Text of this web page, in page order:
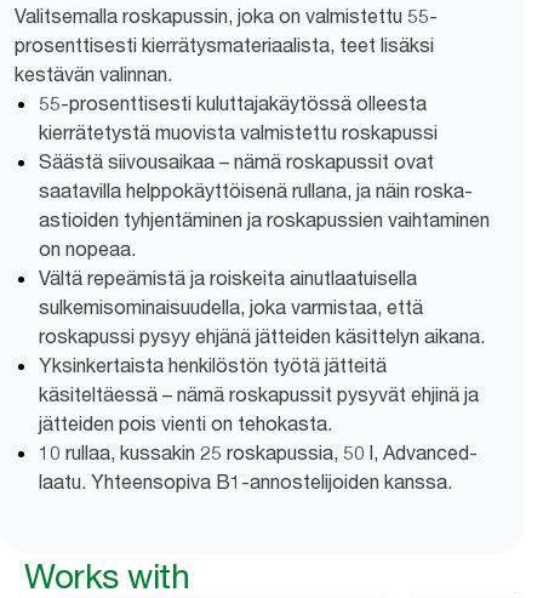
Valitsemalla roskapussin, joka on valmistettu 55-
prosenttisesti kierrätysmateriaalista, teet lisäksi
kestävän valinnan.
55-prosenttisesti kuluttajakäytössä olleesta
kierrätetystä muovista valmistettu roskapussi
Säästä siivousaikaa – nämä roskapussit ovat
saatavilla helppokäyttöisenä rullana, ja näin roska-
astioiden tyhjentäminen ja roskapussien vaihtaminen
on nopeaa.
Vältä repeämistä ja roiskeita ainutlaatuisella
sulkemisominaisuudella, joka varmistaa, että
roskapussi pysyy ehjänä jätteiden käsittelyn aikana.
Yksinkertaista henkilöstön työtä jätteitä
käsiteltäessä – nämä roskapussit pysyvät ehjinä ja
jätteiden pois vienti on tehokasta.
10 rullaa, kussakin 25 roskapussia, 50 l, Advanced-
laatu. Yhteensopiva B1-annostelijoiden kanssa.
Works with